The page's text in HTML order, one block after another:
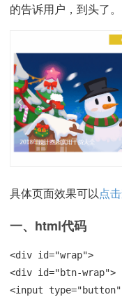
的告诉用户，到头了。
具体页面效果可以点
一、html代码
<div id="wrap">
<div id="btn-wrap">
<input